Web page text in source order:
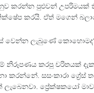
කරන්න පුළු‍වන් උපරිමයක්
කරයි. ඒත් මගෙන්
වෙන්න ලැබුණේ
කරපු චරිතයක් දැකලා
කරන්නේ. සසංකාරා ග්‍රේස්
ලැබෙනවා. ප්‍රේක්ෂකයෝ